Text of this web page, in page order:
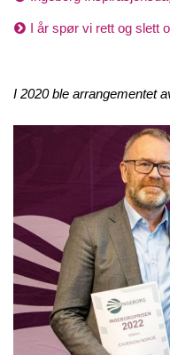
I år spør vi rett og slett
I 2020 ble arrangementet